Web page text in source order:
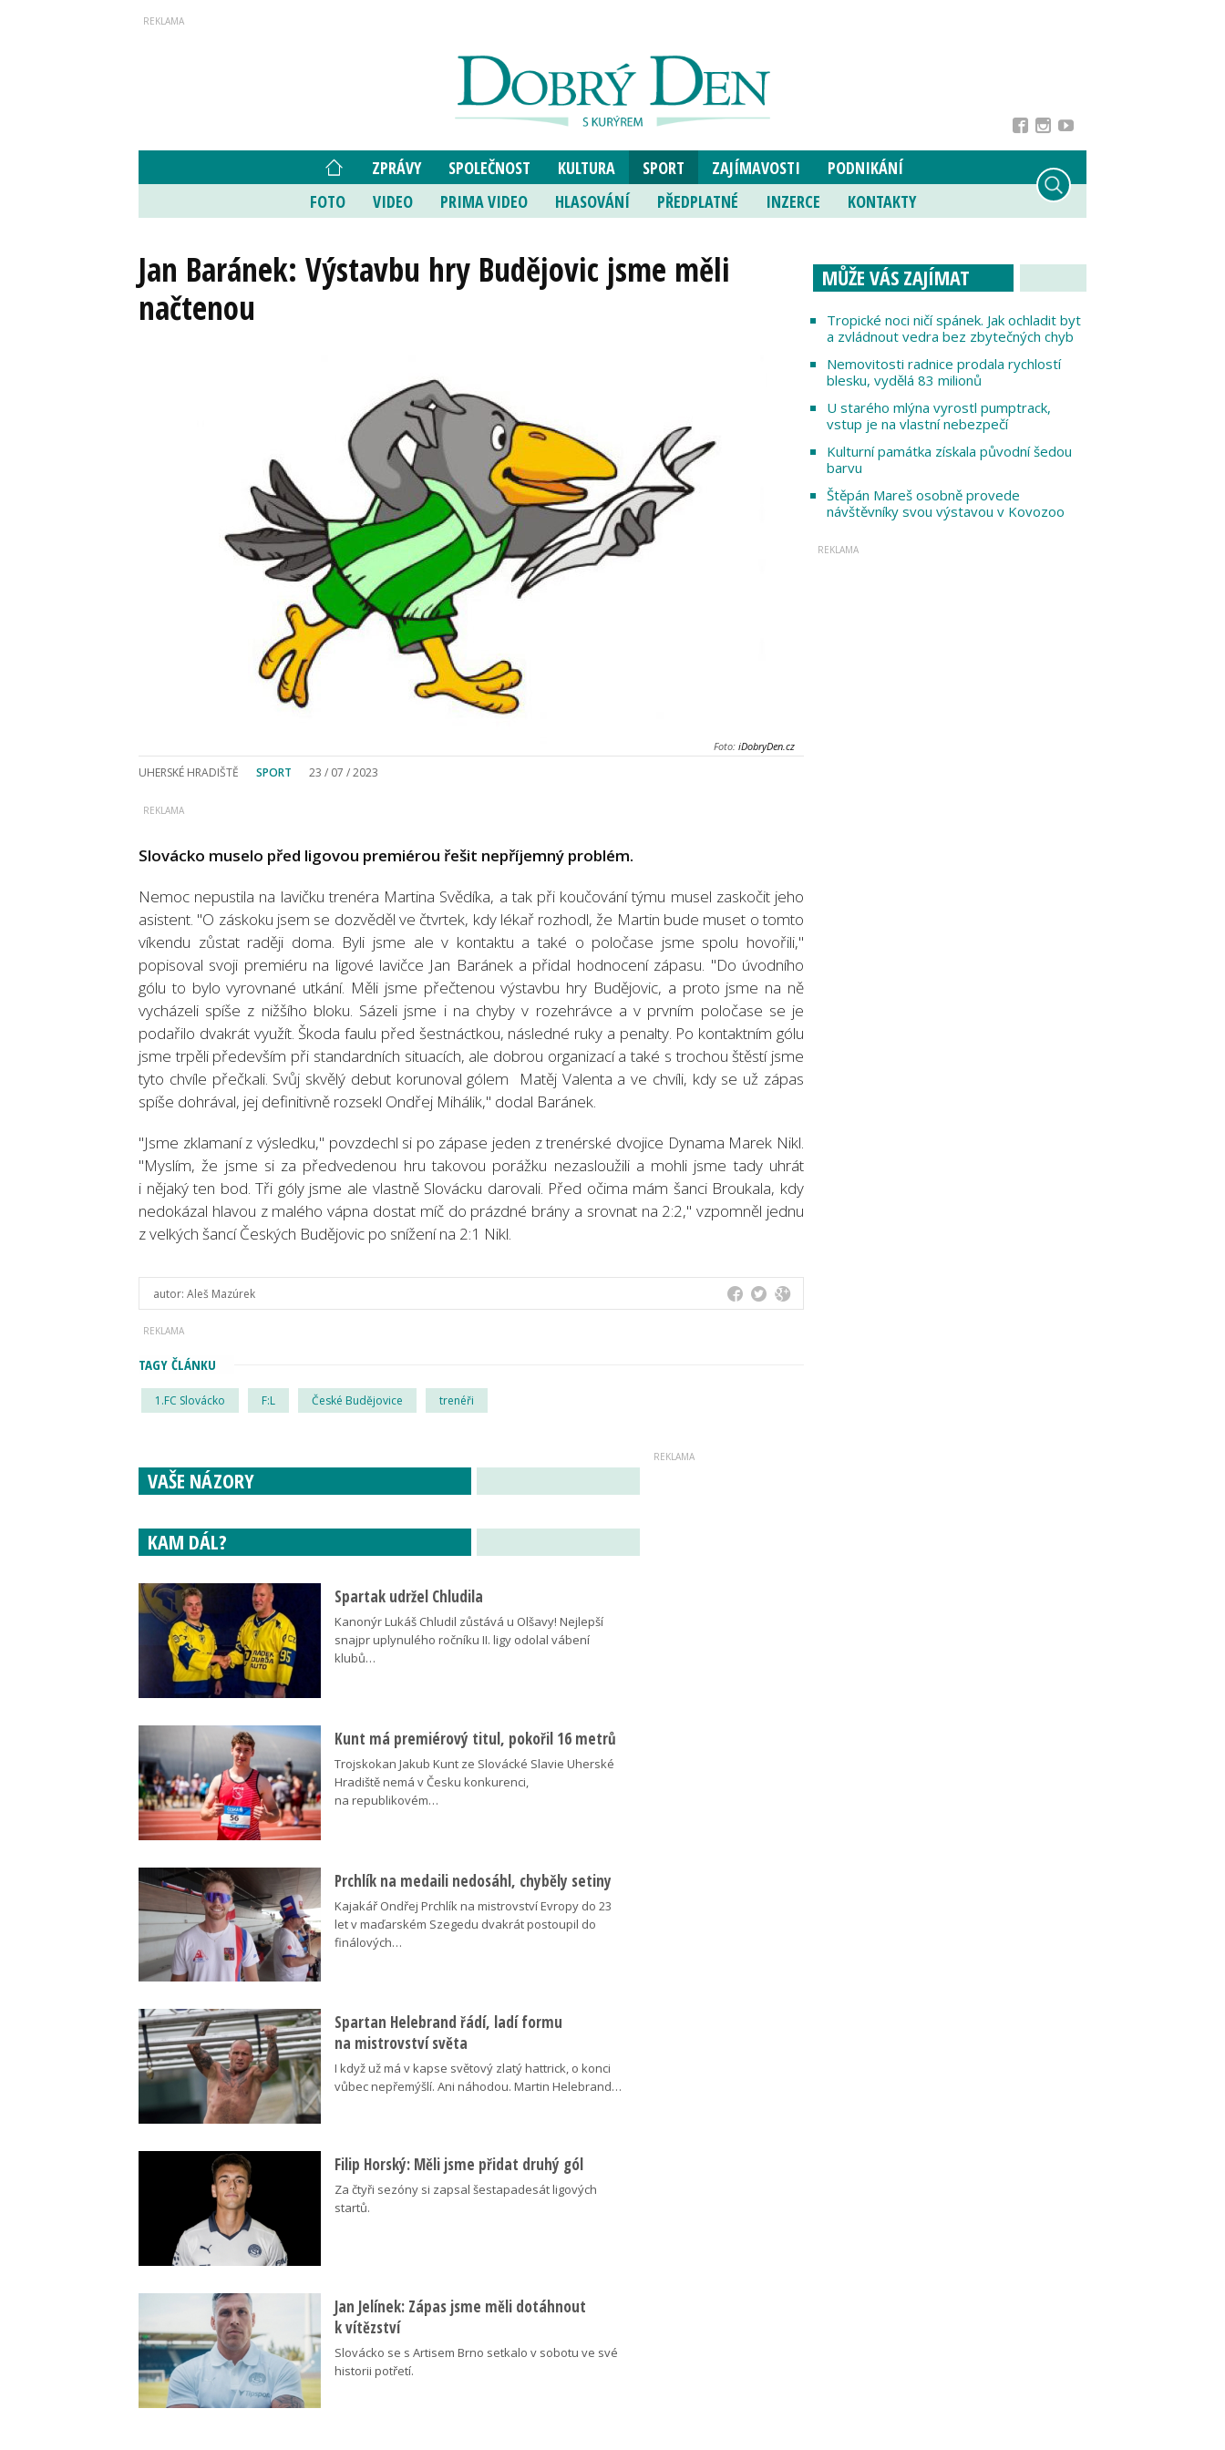
ZPRÁVY SPOLEČNOST KULTURA SPORT ZAJÍMAVOSTI
PODNIKÁNÍ
FOTO
VIDEO PRIMA VIDEO HLASOVÁNÍ PŘEDPLATNÉ INZERCE KONTAKTY
Jan Baránek: Výstavbu hry Budějovic jsme měli
načtenou
Foto: iDobryDen.cz
UHERSKÉ HRADIŠTĚ SPORT 23 / 07 / 2023
Slovácko muselo před ligovou premiérou řešit nepříjemný problém.
Nemoc nepustila na lavičku trenéra Martina Svědíka, a tak při koučování týmu musel zaskočit jeho
asistent. "O záskoku jsem se dozvěděl ve čtvrtek, kdy lékař rozhodl, že Martin bude muset o tomto
víkendu zůstat raději doma. Byli jsme ale v kontaktu a také o poločase jsme spolu hovořili,"
popisoval svoji premiéru na ligové lavičce Jan Baránek a přidal hodnocení zápasu. "Do úvodního
gólu to bylo vyrovnané utkání. Měli jsme přečtenou výstavbu hry Budějovic, a proto jsme na ně
vycházeli spíše z nižšího bloku. Sázeli jsme i na chyby v rozehrávce a v prvním poločase se je
podařilo dvakrát využít. Škoda faulu před šestnáctkou, následné ruky a penalty. Po kontaktním gólu
jsme trpěli především při standardních situacích, ale dobrou organizací a také s trochou štěstí jsme
tyto chvíle přečkali. Svůj skvělý debut korunoval gólem Matěj Valenta a ve chvíli, kdy se už zápas
spíše dohrával, jej definitivně rozsekl Ondřej Mihálik," dodal Baránek.
"Jsme zklamaní z výsledku," povzdechl si po zápase jeden z trenérské dvojice Dynama Marek Nikl.
"Myslím, že jsme si za předvedenou hru takovou porážku nezasloužili a mohli jsme tady uhrát
i nějaký ten bod. Tři góly jsme ale vlastně Slovácku darovali. Před očima mám šanci Broukala, kdy
nedokázal hlavou z malého vápna dostat míč do prázdné brány a srovnat na 2:2," vzpomněl jednu
z velkých šancí Českých Budějovic po snížení na 2:1 Nikl.
autor: Aleš Mazúrek
TAGY ČLÁNKU
1.FC Slovácko F:L České Budějovice trenéři
MŮŽE VÁS ZAJÍMAT
Tropické noci ničí spánek. Jak ochladit byt
a zvládnout vedra bez zbytečných chyb
Nemovitosti radnice prodala rychlostí
blesku, vydělá 83 milionů
U starého mlýna vyrostl pumptrack,
vstup je na vlastní nebezpečí
Kulturní památka získala původní šedou
barvu
Štěpán Mareš osobně provede
návštěvníky svou výstavou v Kovozoo
VAŠE NÁZORY
KAM DÁL?
Spartak udržel Chludila
Kanonýr Lukáš Chludil zůstává u Olšavy! Nejlepší
snajpr uplynulého ročníku II. ligy odolal vábení
klubů…
Kunt má premiérový titul, pokořil 16 metrů
Trojskokan Jakub Kunt ze Slovácké Slavie Uherské
Hradiště nemá v Česku konkurenci,
na republikovém…
Prchlík na medaili nedosáhl, chyběly setiny
Kajakář Ondřej Prchlík na mistrovství Evropy do 23
let v maďarském Szegedu dvakrát postoupil do
finálových…
Spartan Helebrand řádí, ladí formu
na mistrovství světa
I když už má v kapse světový zlatý hattrick, o konci
vůbec nepřemýšlí. Ani náhodou. Martin Helebrand…
Filip Horský: Měli jsme přidat druhý gól
Za čtyři sezóny si zapsal šestapadesát ligových
startů.
Jan Jelínek: Zápas jsme měli dotáhnout
k vítězství
Slovácko se s Artisem Brno setkalo v sobotu ve své
historii potřetí.